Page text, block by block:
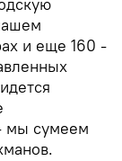
и еще 160 -
мы сумеем